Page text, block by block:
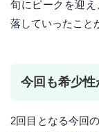
旬にピークを迎
落していったこと
今回も希少性
2回目となる今回